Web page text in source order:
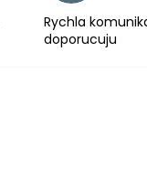
Rychla
doporucuju